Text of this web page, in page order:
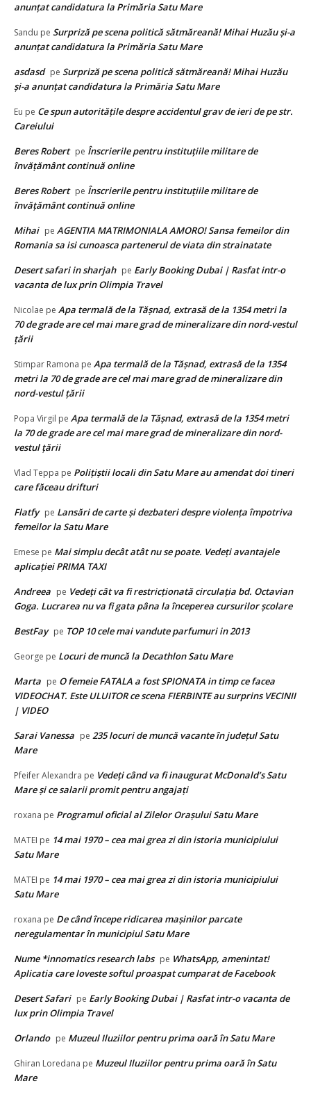
anunțat candidatura la Primăria Satu Mare
Sandu pe Surpriză pe scena politică sătmăreană! Mihai Huzău și-a
anunțat candidatura la Primăria Satu Mare
asdasd pe Surpriză pe scena politică sătmăreană! Mihai Huzău
și-a anunțat candidatura la Primăria Satu Mare
Eu pe Ce spun autorităţile despre accidentul grav de ieri de pe str.
Careiului
Beres Robert pe Înscrierile pentru instituțiile militare de
învățământ continuă online
Beres Robert pe Înscrierile pentru instituțiile militare de
învățământ continuă online
Mihai pe AGENTIA MATRIMONIALA AMORO! Sansa femeilor din
Romania sa isi cunoasca partenerul de viata din strainatate
Desert safari in sharjah pe Early Booking Dubai | Rasfat intr-o
vacanta de lux prin Olimpia Travel
Nicolae pe Apa termală de la Tăşnad, extrasă de la 1354 metri la
70 de grade are cel mai mare grad de mineralizare din nord-vestul
țării
Stimpar Ramona pe Apa termală de la Tăşnad, extrasă de la 1354
metri la 70 de grade are cel mai mare grad de mineralizare din
nord-vestul țării
Popa Virgil pe Apa termală de la Tăşnad, extrasă de la 1354 metri
la 70 de grade are cel mai mare grad de mineralizare din nord-
vestul țării
Vlad Teppa pe Polițiștii locali din Satu Mare au amendat doi tineri
care făceau drifturi
Flatfy pe Lansări de carte și dezbateri despre violența împotriva
femeilor la Satu Mare
Emese pe Mai simplu decât atât nu se poate. Vedeţi avantajele
aplicaţiei PRIMA TAXI
Andreea pe Vedeţi cât va fi restricţionată circulaţia bd. Octavian
Goga. Lucrarea nu va fi gata pâna la începerea cursurilor şcolare
BestFay pe TOP 10 cele mai vandute parfumuri in 2013
George pe Locuri de muncă la Decathlon Satu Mare
Marta pe O femeie FATALA a fost SPIONATA in timp ce facea
VIDEOCHAT. Este ULUITOR ce scena FIERBINTE au surprins VECINII
| VIDEO
Sarai Vanessa pe 235 locuri de muncă vacante în județul Satu
Mare
Pfeifer Alexandra pe Vedeţi când va fi inaugurat McDonald’s Satu
Mare şi ce salarii promit pentru angajaţi
roxana pe Programul oficial al Zilelor Orașului Satu Mare
MATEI pe 14 mai 1970 – cea mai grea zi din istoria municipiului
Satu Mare
MATEI pe 14 mai 1970 – cea mai grea zi din istoria municipiului
Satu Mare
roxana pe De când începe ridicarea mașinilor parcate
neregulamentar în municipiul Satu Mare
Nume *innomatics research labs pe WhatsApp, amenintat!
Aplicatia care loveste softul proaspat cumparat de Facebook
Desert Safari pe Early Booking Dubai | Rasfat intr-o vacanta de
lux prin Olimpia Travel
Orlando pe Muzeul Iluziilor pentru prima oară în Satu Mare
Ghiran Loredana pe Muzeul Iluziilor pentru prima oară în Satu
Mare